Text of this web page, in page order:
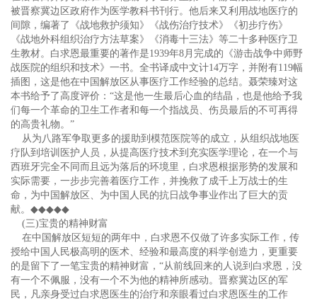
被晋察冀边区政府作为医学教科书刊行。他后来又利用战地医疗的
间隙，编著了《战地救护须知》《战伤治疗技术》《初步疗伤》
《战地外科组织治疗方法草案》《消毒十三法》等二十多种医疗卫
生教材。白求恩最重要的著作是1939年8月完成的《游击战争中师野
战医院的组织和技术》一书。全书译成中文计14万字，并附有119幅
插图，这是他在中国解放区从事医疗工作经验的总结。聂荣臻对这
本书给予了高度评价：“这是他一生最后心血的结晶，也是他给予我
们每一个革命的卫生工作者和每一个指战员、伤员最后的不可再得
的高贵礼物。”
从为八路军争取更多的援助到模范医院等的成立，从组织战地医
疗队到培训医护人员，从提高医疗技术到充实医学理论，在一个与
西班牙完全不同而且远为落后的环境里，白求恩根据形势的发展和
实际需要，一步步完善着医疗工作，并挽救了成千上万战士的生
命，为中国解放区、为中国人民的抗日战争事业作出了巨大的贡
献。 ◆◆◆◆◆
(三)宝贵的精神财富
在中国解放区短短的两年中，白求恩不仅做了许多实际工作，传
授给中国人民极高明的医术、经验和最高度的科学创造力，更重要
的是留下了一笔宝贵的精神财富，“从前线回来的人说到白求恩，没
有一个不佩服，没有一个不为他的精神所感动。晋察冀边区的军
民，凡亲身受过白求恩医生的治疗和亲眼看过白求恩医生的工作